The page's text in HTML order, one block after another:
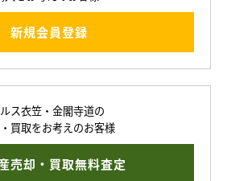
新規会員登録
ス衣笠・金閣寺道の
買取をお考えのお客様
売却・買取無料査定